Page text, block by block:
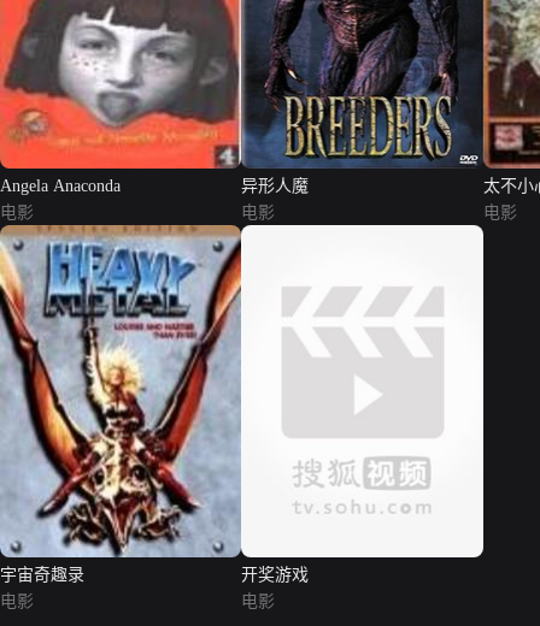
Angela Anaconda
电影
异形人魔
电影
太不小
电影
宇宙奇趣录
电影
开奖游戏
电影